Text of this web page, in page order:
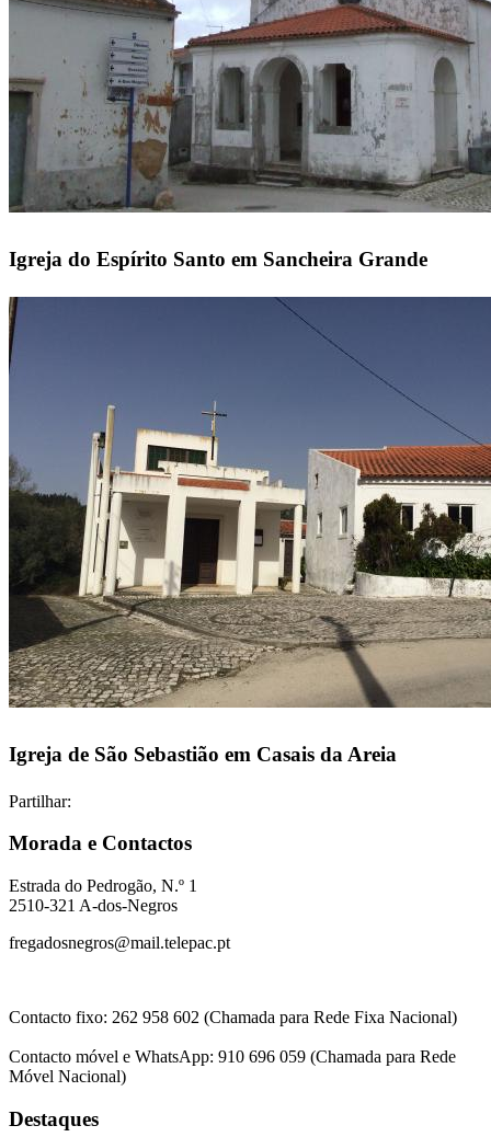
Igreja do Espírito Santo em Sancheira Grande
Igreja de São Sebastião em Casais da Areia
Partilhar:
Morada e Contactos
Estrada do Pedrogão, N.º 1
2510-321 A-dos-Negros
fregadosnegros@mail.telepac.pt
Contacto fixo: 262 958 602 (Chamada para Rede Fixa Nacional)
Contacto móvel e WhatsApp: 910 696 059 (Chamada para Rede
Móvel Nacional)
Destaques